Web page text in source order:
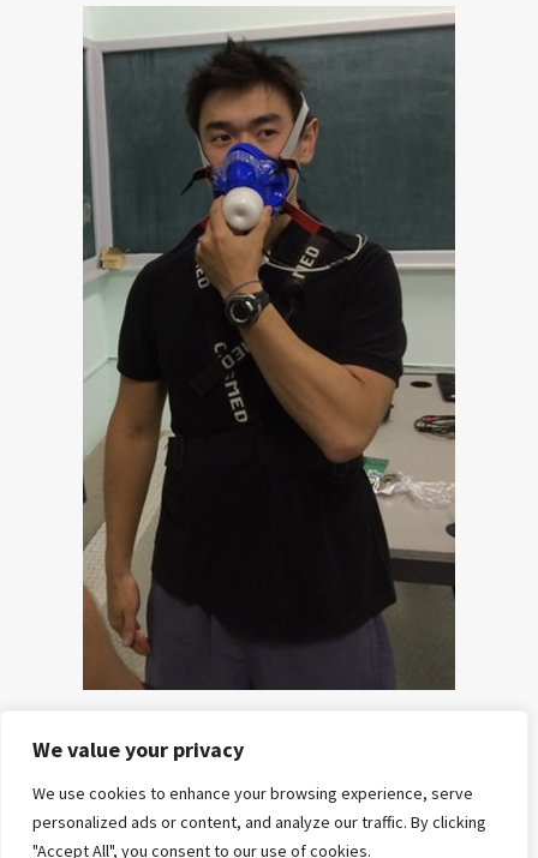
We value your privacy
We use cookies to enhance your browsing experience, serve
personalized ads or content, and analyze our traffic. By clicking
"Accept All", you consent to our use of cookies.
HOME POSTS CURSOS
E
MENTORIAS
E-
BOOKS
REFERÊNCIAS
SOBRE
NÓS
CONTATO